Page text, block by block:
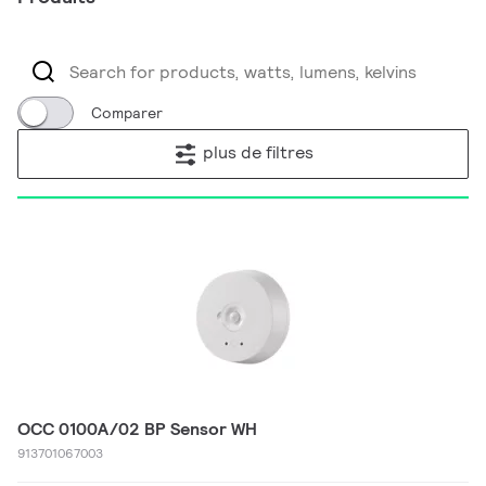
Comparer
plus de filtres
OCC 0100A/02 BP Sensor WH
913701067003